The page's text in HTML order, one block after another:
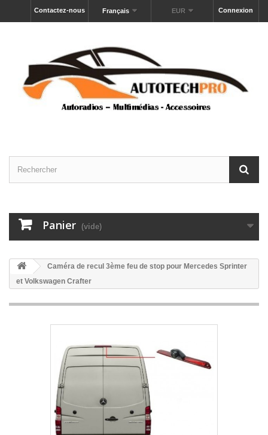
Connexion
EUR
Français
Contactez-nous
Panier (vide)
Caméra de recul 3ème feu de stop pour Mercedes Sprinter
et Volkswagen Crafter